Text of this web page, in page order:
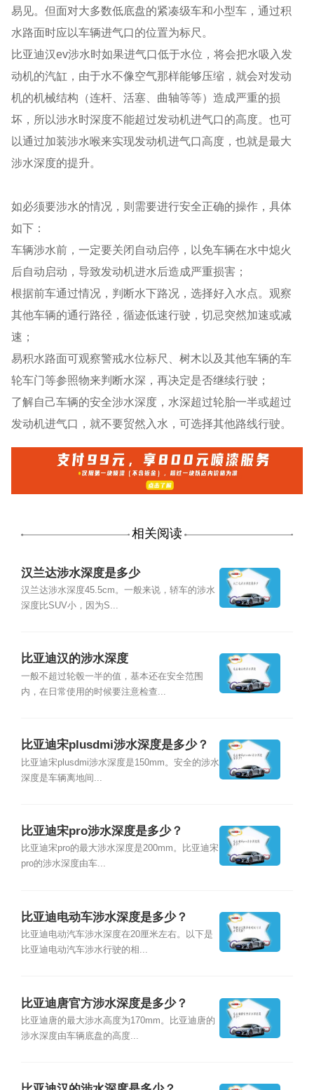
易见。但面对大多数低底盘的紧凑级车和小型车，通过积
水路面时应以车辆进气口的位置为标尺。
比亚迪汉ev涉水时如果进气口低于水位，将会把水吸入发
动机的汽缸，由于水不像空气那样能够压缩，就会对发动
机的机械结构（连杆、活塞、曲轴等等）造成严重的损
坏，所以涉水时深度不能超过发动机进气口的高度。也可
以通过加装涉水喉来实现发动机进气口高度，也就是最大
涉水深度的提升。
如必须要涉水的情况，则需要进行安全正确的操作，具体
如下：
车辆涉水前，一定要关闭自动启停，以免车辆在水中熄火
后自动启动，导致发动机进水后造成严重损害；
根据前车通过情况，判断水下路况，选择好入水点。观察
其他车辆的通行路径，循迹低速行驶，切忌突然加速或减
速；
易积水路面可观察警戒水位标尺、树木以及其他车辆的车
轮车门等参照物来判断水深，再决定是否继续行驶；
了解自己车辆的安全涉水深度，水深超过轮胎一半或超过
发动机进气口，就不要贸然入水，可选择其他路线行驶。
相关阅读
汉兰达涉水深度是多少
汉兰达涉水深度45.5cm。一般来说，轿车的涉水
深度比SUV小，因为S...
比亚迪汉的涉水深度
一般不超过轮毂一半的值，基本还在安全范围
内，在日常使用的时候要注意检查...
比亚迪宋plusdmi涉水深度是多少？
比亚迪宋plusdmi涉水深度是150mm。安全的涉水
深度是车辆离地间...
比亚迪宋pro涉水深度是多少？
比亚迪宋pro的最大涉水深度是200mm。比亚迪宋
pro的涉水深度由车...
比亚迪电动车涉水深度是多少？
比亚迪电动汽车涉水深度在20厘米左右。以下是
比亚迪电动汽车涉水行驶的相...
比亚迪唐官方涉水深度是多少？
比亚迪唐的最大涉水高度为170mm。比亚迪唐的
涉水深度由车辆底盘的高度...